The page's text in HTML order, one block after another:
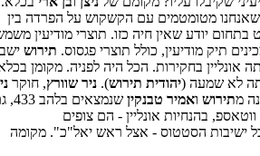
מטומטמים עם הקשקוש על הפרדה בין
יודע שאין חיה כזו. תוצרי מודיעין משמשים
מודיעין, כולל תוצרי פגסוס.תירושישבה
בחקירות. הכל היה לפניה. מקומן בכלא.
יהודית תירוש).ניר שוורץ, חוקרניר
ואמיר טבנקין
שנמצאים בלהב 433, גם
בהנחיות אונליין - הם צופים
הסטטוס - אצל ראש יאל"כ". מקומה